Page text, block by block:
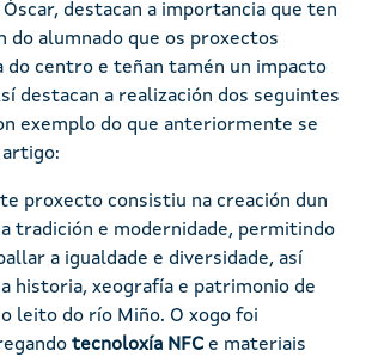
destacan a importancia que ten
do alumnado que os proxectos
do centro e teñan tamén un impacto
destacan a realización dos seguintes
exemplo do que anteriormente se
proxecto consistiu na creación dun
tradición e modernidade, permitindo
a igualdade e diversidade, así
historia, xeografía e patrimonio de
leito do río Miño. O xogo foi
tecnoloxía NFC e materiais